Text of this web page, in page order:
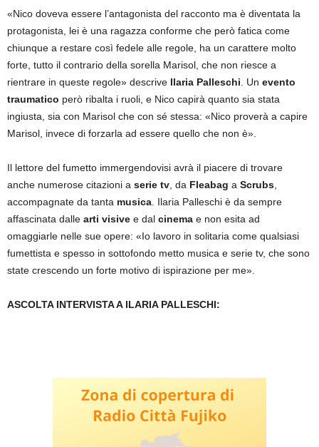
«Nico doveva essere l’antagonista del racconto ma è diventata la
protagonista, lei è una ragazza conforme che però fatica come
chiunque a restare così fedele alle regole, ha un carattere molto
forte, tutto il contrario della sorella Marisol, che non riesce a
rientrare in queste regole» descrive Ilaria Palleschi. Un evento
traumatico però ribalta i ruoli, e Nico capirà quanto sia stata
ingiusta, sia con Marisol che con sé stessa: «Nico proverà a capire
Marisol, invece di forzarla ad essere quello che non è».
Il lettore del fumetto immergendovisi avrà il piacere di trovare
anche numerose citazioni a serie tv, da Fleabag a Scrubs,
accompagnate da tanta musica. Ilaria Palleschi è da sempre
affascinata dalle arti visive e dal cinema e non esita ad
omaggiarle nelle sue opere: «Io lavoro in solitaria come qualsiasi
fumettista e spesso in sottofondo metto musica e serie tv, che sono
state crescendo un forte motivo di ispirazione per me».
ASCOLTA INTERVISTA A ILARIA PALLESCHI: